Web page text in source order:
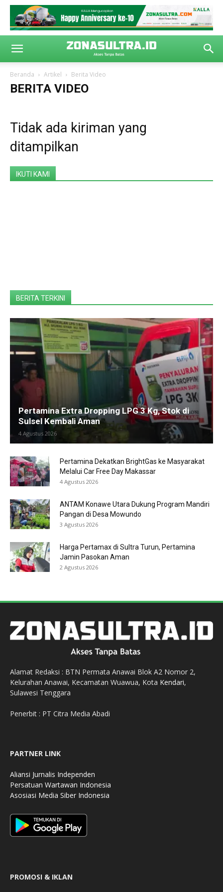
Beranda Artikel Berita Video
BERITA VIDEO
Tidak ada kiriman yang
ditampilkan
IKUTI KAMI
BERITA TERKINI
Pertamina Extra Dropping LPG 3 Kg, Stok di
Sulsel Kembali Aman
4 Agustus 2026
Pertamina Dekatkan BrightGas ke Masyarakat
Melalui Car Free Day Makassar
4 Agustus 2026
ANTAM Konawe Utara Dukung Program Mandiri
Pangan di Desa Mowundo
3 Agustus 2026
Harga Pertamax di Sultra Turun, Pertamina
Jamin Pasokan Aman
2 Agustus 2026
Alamat Redaksi : BTN Permata Anawai Blok A2 Nomor 2,
Kelurahan Anawai, Kecamatan Wuawua, Kota Kendari,
Sulawesi Tenggara
Penerbit : PT Citra Media Abadi
PARTNER LINK
Aliansi Jurnalis Independen
Persatuan Wartawan Indonesia
Asosiasi Media Siber Indonesia
PROMOSI & IKLAN